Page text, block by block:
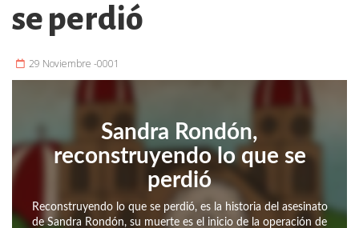
se perdió
29 Noviembre -0001
Sandra Rondón,
reconstruyendo lo que se
perdió
Reconstruyendo lo que se perdió, es la historia del asesinato
de Sandra Rondón, su muerte es el inicio de la operación de